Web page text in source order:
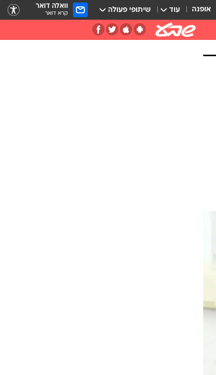
אופנה עוד שיתופי פעולה וואלה דואר
קרא דואר